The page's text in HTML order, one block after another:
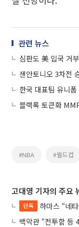
관련 뉴스
심판도 美 입국 거
샌안토니오 3차전
한국 대표팀 유니
블랙록 토큰화
#NBA #월드컵
고대영 기자의 주요
단독
하마스 “네타